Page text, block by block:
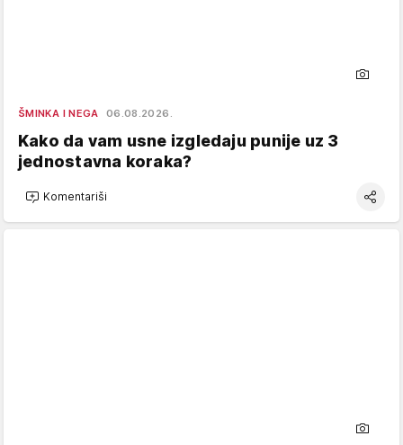
ŠMINKA I NEGA 06.08.2026.
Kako da vam usne izgledaju punije uz 3
jednostavna koraka?
Komentariši